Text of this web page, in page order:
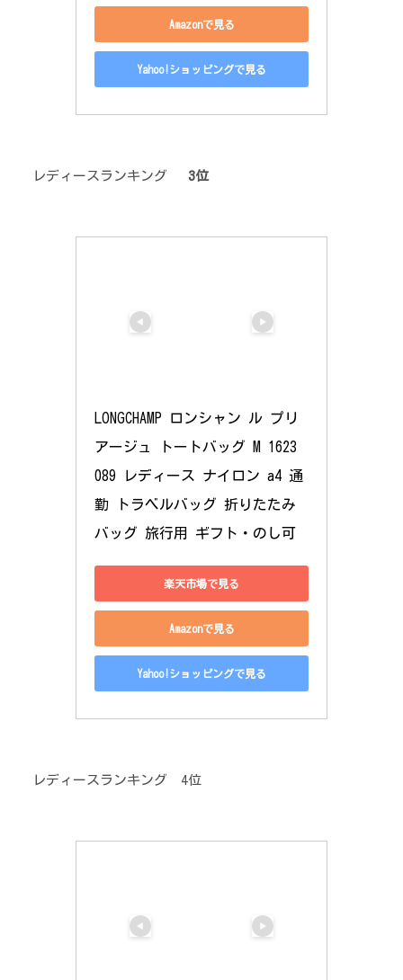
Amazonで見る
Yahoo!ショッピングで見る
レディースランキング 3位
LONGCHAMP ロンシャン ル プリ
アージュ トートバッグ M 1623
089 レディース ナイロン a4 通
勤 トラベルバッグ 折りたたみ
バッグ 旅行用 ギフト・のし可
楽天市場で見る
Amazonで見る
Yahoo!ショッピングで見る
レディースランキング 4位